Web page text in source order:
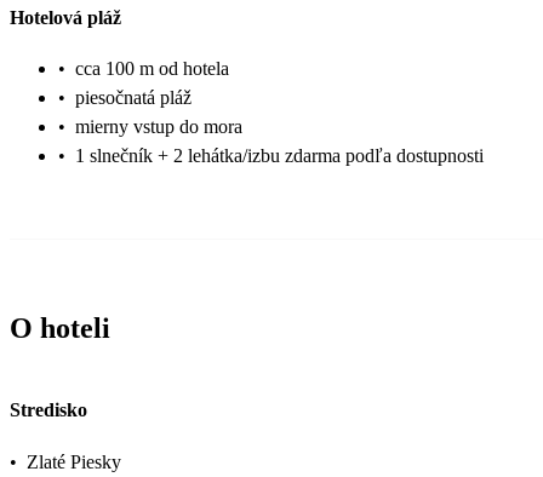
Hotelová pláž
• cca 100 m od hotela
• piesočnatá pláž
• mierny vstup do mora
• 1 slnečník + 2 lehátka/izbu zdarma podľa dostupnosti
O hoteli
Stredisko
• Zlaté Piesky